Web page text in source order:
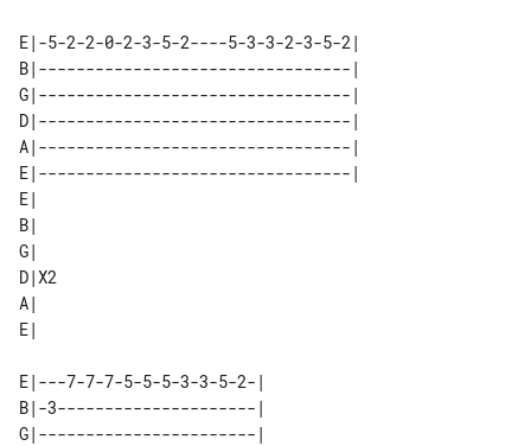
E|-5-2-2-0-2-3-5-2----5-3-3-2-3-5-2|
B|---------------------------------|
G|---------------------------------|
D|---------------------------------|
A|---------------------------------|
E|---------------------------------|
E|
B|
G|
D|X2
A|
E|---7-7-7-5-5-5-3-3-5-2-|
B|-3---------------------|
G|-----------------------|